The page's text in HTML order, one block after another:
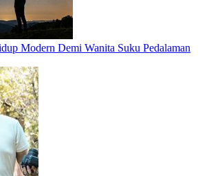
Modern Demi Wanita Suku Pedalaman